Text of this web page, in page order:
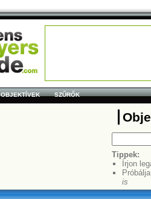
OBJEKTÍVEK SZŰRŐK
Tippek:
Írjon
is